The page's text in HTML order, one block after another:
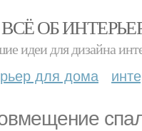
ВСЁ ОБ
идеи для дизайна
для дома